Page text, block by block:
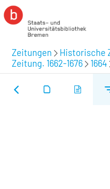
Zeitungen Historische
Zeitung. 1662-1676
1664